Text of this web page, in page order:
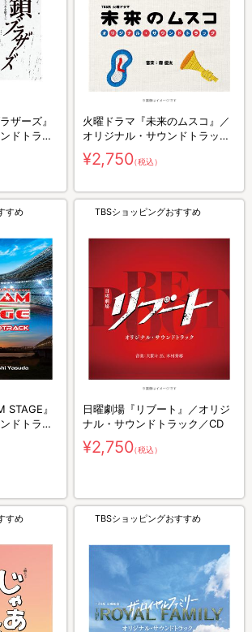
ザーズ』
ドトラッ
火曜ドラマ『未来のムスコ』／
オリジナル・サウンドトラック
／CD
¥2,750（税込）
すめ
STAGE』
ドトラッ
TBSショッピングおすすめ
日曜劇場『リブート』／オリジ
ナル・サウンドトラック／CD
¥2,750（税込）
すめ TBSショッピングおすすめ